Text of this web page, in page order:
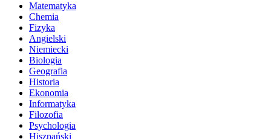
Matematyka
Chemia
Fizyka
Angielski
Niemiecki
Biologia
Geografia
Historia
Ekonomia
Informatyka
Filozofia
Psychologia
Hiszpański